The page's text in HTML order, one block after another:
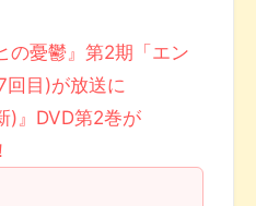
の憂鬱』第2期「エン
回目)が放送に
)』DVD第2巻が